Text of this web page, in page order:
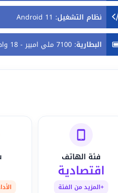
نظام التشغيل:
Android 11
البطارية:7100 ملي امبير - 18 واط
فئة الهاتف
اقتصادية
+المزيد من الفئة